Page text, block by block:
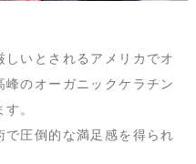
いとされるアメリカでオ
峰のオーガニックケラチン
。
圧倒的な満足感を得られ